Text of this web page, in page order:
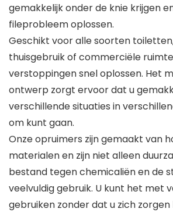
gemakkelijk onder de knie krijgen
fileprobleem oplossen.
Geschikt voor alle soorten
thuisgebruik of commerciële
verstoppingen snel oplossen. Het
ontwerp zorgt ervoor dat u
verschillende situaties in
om kunt gaan.
Onze opruimers zijn gemaakt van
materialen en zijn niet alleen
bestand tegen chemicaliën en de
veelvuldig gebruik. U kunt het met
gebruiken zonder dat u zich